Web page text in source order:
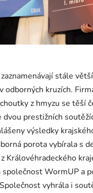
stále
odborných kruzích.
z hmyzu se těší
dvou prestižních
výsledky
porota vybírala s
Královéhradeckého
společnost WormUP a
vyhrála i